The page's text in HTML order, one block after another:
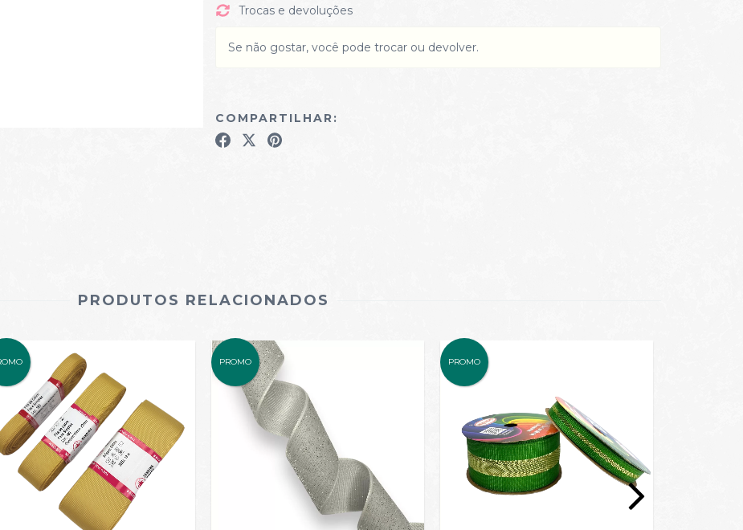
Trocas e devoluções
Se não gostar, você pode trocar ou devolver.
COMPARTILHAR:
PRODUTOS RELACIONADOS
PROMO PROMO